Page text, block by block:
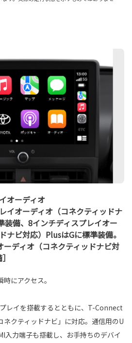
オーディオ
イオーディオ（コネクティッドナ
装備、8インチディスプレイオー
ナビ対応）PlusはGに標準装備。
ディオ（コネクティッドナビ対
にアクセス。
レイを搭載するとともに、T-Connect
ネクティッドナビ」に対応。通信用のU
入力端子も搭載し、お手持ちのデバイ